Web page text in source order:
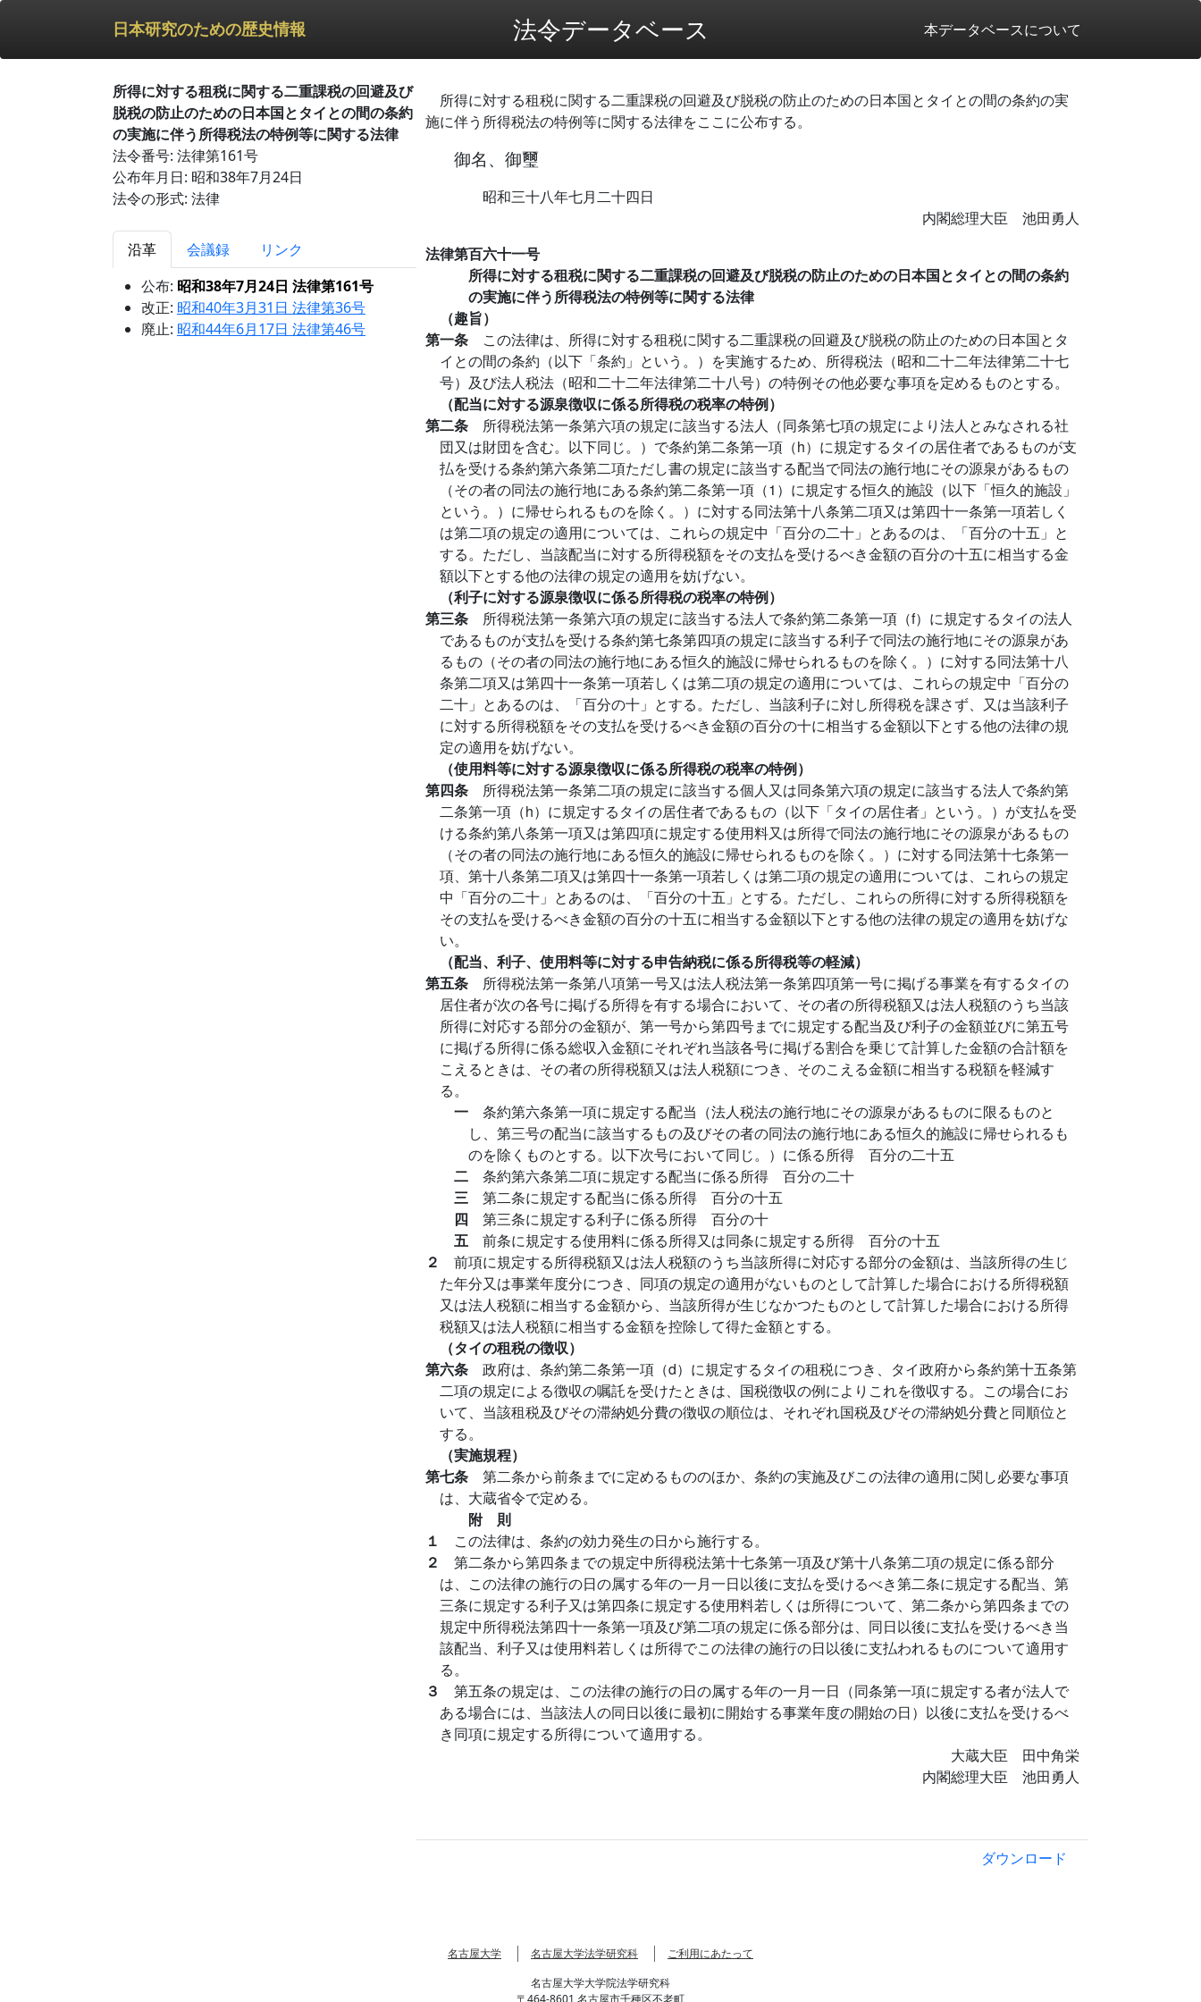
日本研究のための歴史情報 法令データベース 本データベースについて
所得に対する租税に関する二重課税の回避及び
脱税の防止のための日本国とタイとの間の条約
の実施に伴う所得税法の特例等に関する法律
法令番号: 法律第161号
公布年月日: 昭和38年7月24日
法令の形式: 法律
沿革 会議録
リンク
公布: 昭和38年7月24日 法律第161号
改正: 昭和40年3月31日 法律第36号
廃止: 昭和44年6月17日 法律第46号
所得に対する租税に関する二重課税の回避及び脱税の防止のための日本国とタイとの間の条約の実
施に伴う所得税法の特例等に関する法律をここに公布する。
御名、御璽
昭和三十八年七月二十四日
内閣総理大臣 池田勇人
法律第百六十一号
所得に対する租税に関する二重課税の回避及び脱税の防止のための日本国とタイとの間の条約
の実施に伴う所得税法の特例等に関する法律
（趣旨）
第一条 この法律は、所得に対する租税に関する二重課税の回避及び脱税の防止のための日本国とタ
イとの間の条約（以下「条約」という。）を実施するため、所得税法（昭和二十二年法律第二十七
号）及び法人税法（昭和二十二年法律第二十八号）の特例その他必要な事項を定めるものとする。
（配当に対する源泉徴収に係る所得税の税率の特例）
第二条 所得税法第一条第六項の規定に該当する法人（同条第七項の規定により法人とみなされる社
団又は財団を含む。以下同じ。）で条約第二条第一項（h）に規定するタイの居住者であるものが支
払を受ける条約第六条第二項ただし書の規定に該当する配当で同法の施行地にその源泉があるもの
（その者の同法の施行地にある条約第二条第一項（1）に規定する恒久的施設（以下「恒久的施設」
という。）に帰せられるものを除く。）に対する同法第十八条第二項又は第四十一条第一項若しく
は第二項の規定の適用については、これらの規定中「百分の二十」とあるのは、「百分の十五」と
する。ただし、当該配当に対する所得税額をその支払を受けるべき金額の百分の十五に相当する金
額以下とする他の法律の規定の適用を妨げない。
（利子に対する源泉徴収に係る所得税の税率の特例）
第三条 所得税法第一条第六項の規定に該当する法人で条約第二条第一項（f）に規定するタイの法人
であるものが支払を受ける条約第七条第四項の規定に該当する利子で同法の施行地にその源泉があ
るもの（その者の同法の施行地にある恒久的施設に帰せられるものを除く。）に対する同法第十八
条第二項又は第四十一条第一項若しくは第二項の規定の適用については、これらの規定中「百分の
二十」とあるのは、「百分の十」とする。ただし、当該利子に対し所得税を課さず、又は当該利子
に対する所得税額をその支払を受けるべき金額の百分の十に相当する金額以下とする他の法律の規
定の適用を妨げない。
（使用料等に対する源泉徴収に係る所得税の税率の特例）
第四条 所得税法第一条第二項の規定に該当する個人又は同条第六項の規定に該当する法人で条約第
二条第一項（h）に規定するタイの居住者であるもの（以下「タイの居住者」という。）が支払を受
ける条約第八条第一項又は第四項に規定する使用料又は所得で同法の施行地にその源泉があるもの
（その者の同法の施行地にある恒久的施設に帰せられるものを除く。）に対する同法第十七条第一
項、第十八条第二項又は第四十一条第一項若しくは第二項の規定の適用については、これらの規定
中「百分の二十」とあるのは、「百分の十五」とする。ただし、これらの所得に対する所得税額を
その支払を受けるべき金額の百分の十五に相当する金額以下とする他の法律の規定の適用を妨げな
い。
（配当、利子、使用料等に対する申告納税に係る所得税等の軽減）
第五条 所得税法第一条第八項第一号又は法人税法第一条第四項第一号に掲げる事業を有するタイの
居住者が次の各号に掲げる所得を有する場合において、その者の所得税額又は法人税額のうち当該
所得に対応する部分の金額が、第一号から第四号までに規定する配当及び利子の金額並びに第五号
に掲げる所得に係る総収入金額にそれぞれ当該各号に掲げる割合を乗じて計算した金額の合計額を
こえるときは、その者の所得税額又は法人税額につき、そのこえる金額に相当する税額を軽減す
る。
一 条約第六条第一項に規定する配当（法人税法の施行地にその源泉があるものに限るものと
し、第三号の配当に該当するもの及びその者の同法の施行地にある恒久的施設に帰せられるも
のを除くものとする。以下次号において同じ。）に係る所得 百分の二十五
二 条約第六条第二項に規定する配当に係る所得 百分の二十
三 第二条に規定する配当に係る所得 百分の十五
四 第三条に規定する利子に係る所得 百分の十
五 前条に規定する使用料に係る所得又は同条に規定する所得 百分の十五
２ 前項に規定する所得税額又は法人税額のうち当該所得に対応する部分の金額は、当該所得の生じ
た年分又は事業年度分につき、同項の規定の適用がないものとして計算した場合における所得税額
又は法人税額に相当する金額から、当該所得が生じなかつたものとして計算した場合における所得
税額又は法人税額に相当する金額を控除して得た金額とする。
（タイの租税の徴収）
第六条 政府は、条約第二条第一項（d）に規定するタイの租税につき、タイ政府から条約第十五条第
二項の規定による徴収の嘱託を受けたときは、国税徴収の例によりこれを徴収する。この場合にお
いて、当該租税及びその滞納処分費の徴収の順位は、それぞれ国税及びその滞納処分費と同順位と
する。
（実施規程）
第七条 第二条から前条までに定めるもののほか、条約の実施及びこの法律の適用に関し必要な事項
は、大蔵省令で定める。
附 則
１ この法律は、条約の効力発生の日から施行する。
２ 第二条から第四条までの規定中所得税法第十七条第一項及び第十八条第二項の規定に係る部分
は、この法律の施行の日の属する年の一月一日以後に支払を受けるべき第二条に規定する配当、第
三条に規定する利子又は第四条に規定する使用料若しくは所得について、第二条から第四条までの
規定中所得税法第四十一条第一項及び第二項の規定に係る部分は、同日以後に支払を受けるべき当
該配当、利子又は使用料若しくは所得でこの法律の施行の日以後に支払われるものについて適用す
る。
３ 第五条の規定は、この法律の施行の日の属する年の一月一日（同条第一項に規定する者が法人で
ある場合には、当該法人の同日以後に最初に開始する事業年度の開始の日）以後に支払を受けるべ
き同項に規定する所得について適用する。
大蔵大臣 田中角栄
内閣総理大臣 池田勇人
ダウンロード
名古屋大学 名古屋大学法学研究科
ご利用にあたって
名古屋大学大学院法学研究科